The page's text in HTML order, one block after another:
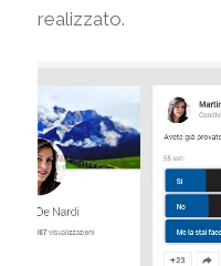
realizzato.